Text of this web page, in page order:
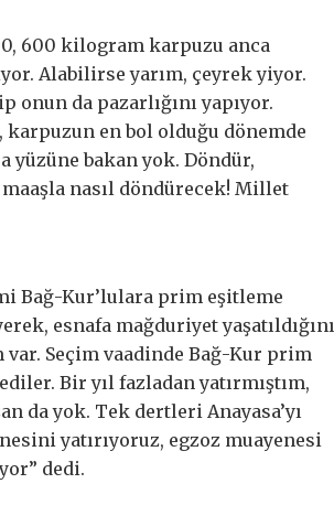
600 kilogram karpuzu anca
Alabilirse yarım, çeyrek yiyor.
onun da pazarlığını yapıyor.
karpuzun en bol olduğu dönemde
bakan yok. Döndür,
nasıl döndürecek! Millet
Bağ-Kur’lulara prim eşitleme
esnafa mağduriyet yaşatıldığını
Seçim vaadinde Bağ-Kur prim
Bir yıl fazladan yatırmıştım,
da yok. Tek dertleri Anayasa’yı
yatırıyoruz, egzoz muayenesi
dedi.